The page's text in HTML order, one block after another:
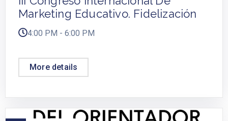
Marketing Educativo. Fidelización
4:00 PM - 6:00 PM
More details